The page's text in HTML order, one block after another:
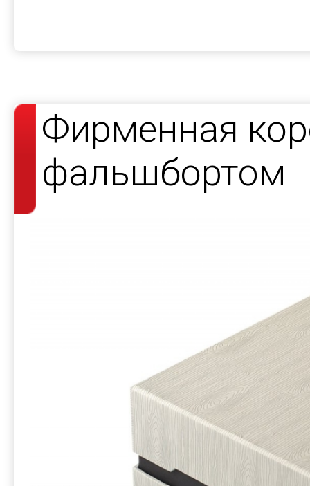
Фирменная
фальшбортом